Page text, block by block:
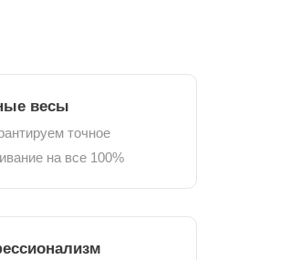
весы
точное
на все 100%